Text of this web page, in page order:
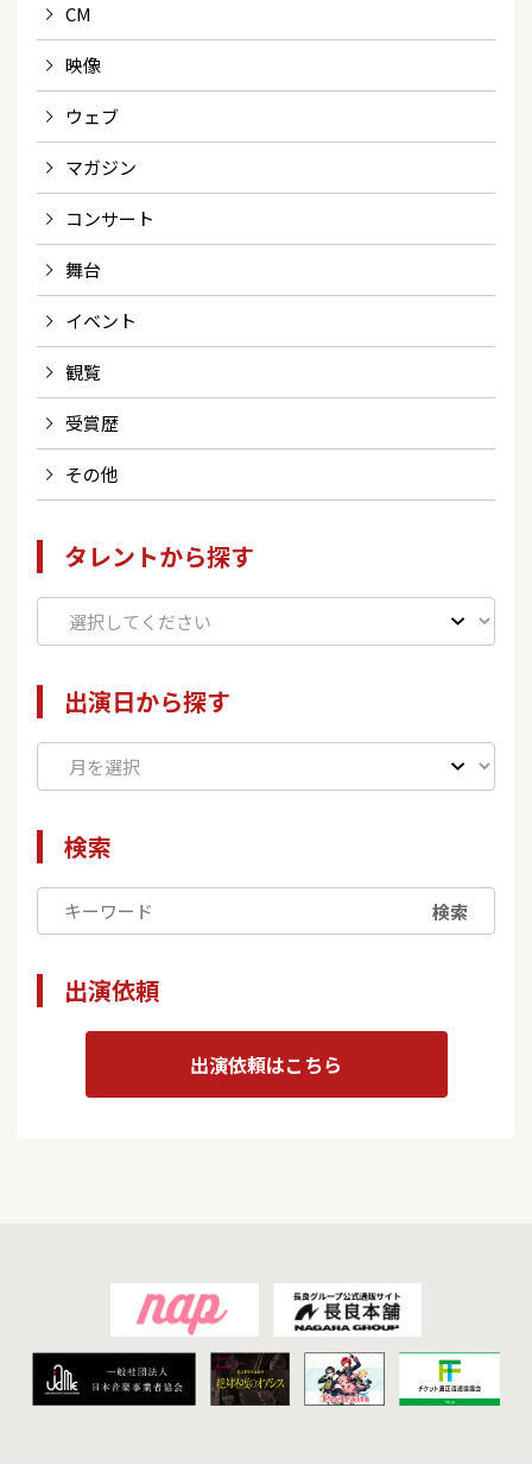
CM
映像
ウェブ
マガジン
コンサート
舞台
イベント
観覧
受賞歴
その他
タレントから探す
出演日から探す
検索
検索
出演依頼
出演依頼はこちら